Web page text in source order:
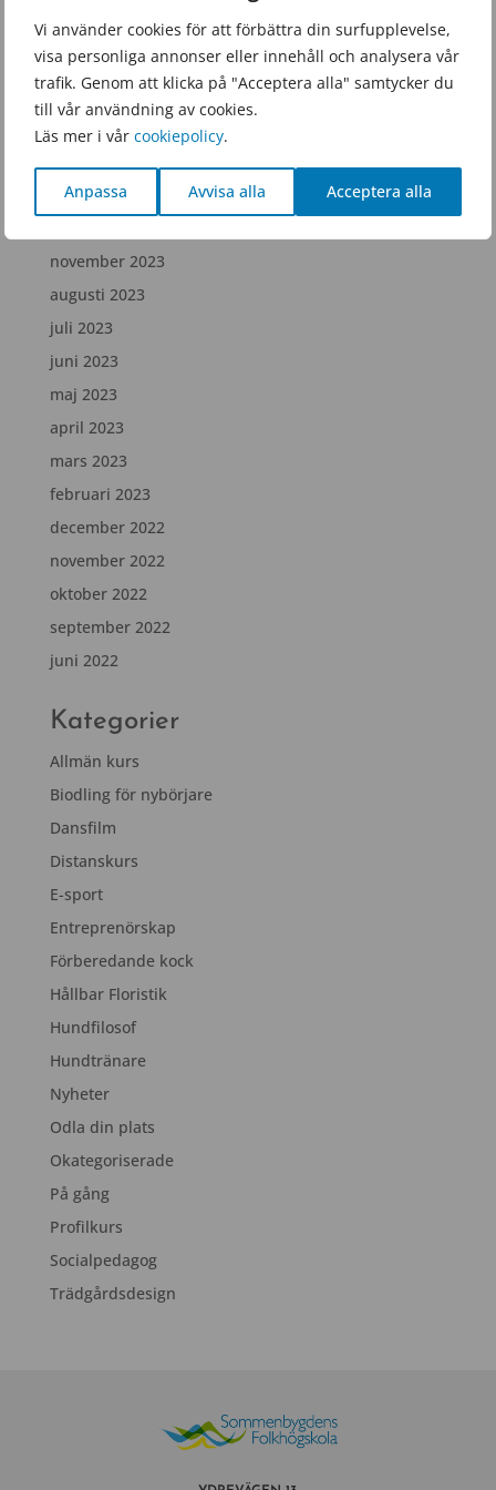
Vi använder cookies för att förbättra din surfupplevelse,
visa personliga annonser eller innehåll och analysera vår
trafik. Genom att klicka på "Acceptera alla" samtycker du
till vår användning av cookies.
Läs mer i vår cookiepolicy.
Anpassa Avvisa alla Acceptera alla
juni 2025
februari 2025
december 2024
juli 2024
februari 2024
november 2023
augusti 2023
juli 2023
juni 2023
maj 2023
april 2023
mars 2023
februari 2023
december 2022
november 2022
oktober 2022
september 2022
juni 2022
Kategorier
Allmän kurs
Biodling för nybörjare
Dansfilm
Distanskurs
E-sport
Entreprenörskap
Förberedande kock
Hållbar Floristik
Hundfilosof
Hundtränare
Nyheter
Odla din plats
Okategoriserade
På gång
Profilkurs
Socialpedagog
Trädgårdsdesign